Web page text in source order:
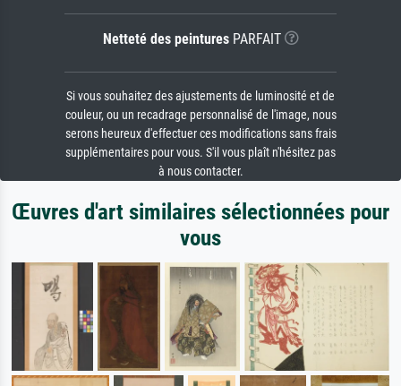
Netteté des peinturesPARFAIT
Si vous souhaitez des ajustements de luminosité et de
couleur, ou un recadrage personnalisé de l'image, nous
serons heureux d'effectuer ces modifications sans frais
supplémentaires pour vous. S'il vous plaît n'hésitez pas
à nous contacter.
Œuvres d'art similaires sélectionnées pour
vous